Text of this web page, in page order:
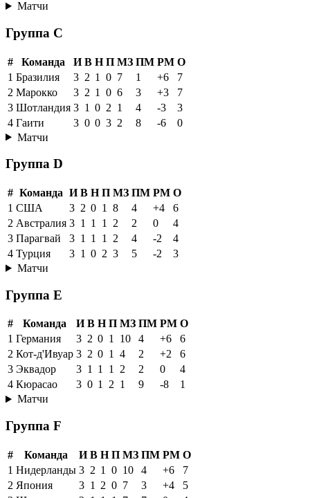
Матчи
Группа C
# Команда И В Н П МЗ ПМ РМ О
1 Бразилия 3 2 1 0 7 1 +6
7
2 Марокко 3 2 1 0 6 3 +3
7
3 Шотландия 3 1 0 2 1 4 -3
3
4 Гаити 3 0 0 3 2 8 -6
0
Матчи
Группа D
# Команда И В Н П МЗ ПМ РМ О
1 США 3 2 0 1 8 4 +4
6
2 Австралия 3 1 1 1 2 2 0
4
3 Парагвай 3 1 1 1 2 4 -2
4
4 Турция 3 1 0 2 3 5 -2
3
Матчи
Группа E
# Команда И В Н П МЗ ПМ РМ О
1 Германия 3 2 0 1 10 4 +6
6
2 Кот-д'Ивуар 3 2 0 1 4 2 +2
6
3 Эквадор 3 1 1 1 2 2 0
4
4 Кюрасао 3 0 1 2 1 9 -8
1
Матчи
Группа F
# Команда И В Н П МЗ ПМ РМ О
1 Нидерланды 3 2 1 0 10 4 +6
7
2 Япония 3 1 2 0 7 3 +4
5